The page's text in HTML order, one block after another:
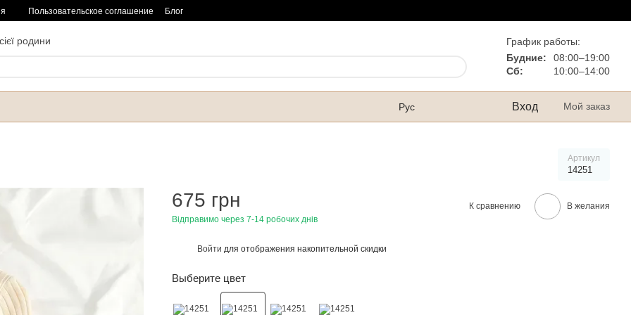
Пользовательское соглашение Блог
родини
График работы:
Будние:
08:00–19:00
Сб:
10:00–14:00
Рус Вход Мой заказ
Артикул
14251
675 грн
Відправимо через 7-14 робочих днів
К сравнению В желания
Войти для отображения накопительной скидки
Выберите цвет